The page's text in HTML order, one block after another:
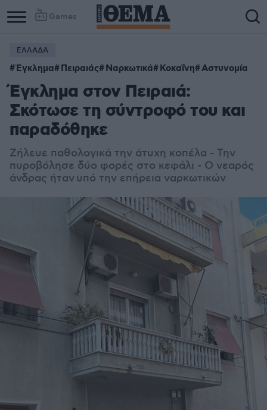
Games
Column
1
Column
2
ΕΛΛΑΔΑ
Έγκλημα Πειραιάς Ναρκωτικά Κοκαΐνη Αστυνομία
Έγκλημα στον Πειραιά:
Σκότωσε τη σύντροφό του και
παραδόθηκε
Ζήλευε παθολογικά την άτυχη κοπέλα - Την
πυροβόλησε δύο φορές στο κεφάλι - Ο νεαρός
άνδρας ήταν υπό την επήρεια ναρκωτικών